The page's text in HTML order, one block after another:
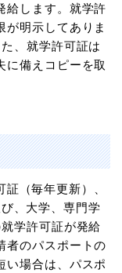
給します。就学許
が明示してありま
、就学許可証は
に備えコピーを取
（毎年更新）、
、大学、専門学
学許可証が発給
者のパスポートの
い場合は、パスポ